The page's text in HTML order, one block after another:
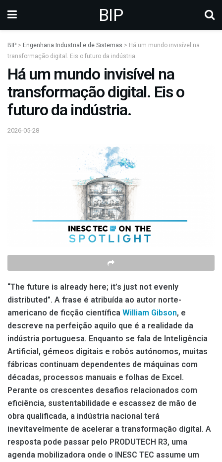
BIP
BIP > Engenharia Industrial e de Sistemas > Há um mundo invisível na
transformação digital. Eis o futuro da indústria.
Há um mundo invisível na
transformação digital. Eis o
futuro da indústria.
2026-05-28
“The future is already here; it’s just not evenly
distributed”. A frase é atribuída ao autor norte-
americano de ficção científica William Gibson, e
descreve na perfeição aquilo que é a realidade da
indústria portuguesa. Enquanto se fala de Inteligência
Artificial, gémeos digitais e robôs autónomos, muitas
fábricas continuam dependentes de máquinas com
décadas, processos manuais e folhas de Excel.
Perante os crescentes desafios relacionados com
eficiência, sustentabilidade e escassez de mão de
obra qualificada, a indústria nacional terá
inevitavelmente de acelerar a transformação digital. A
resposta pode passar pelo PRODUTECH R3, uma
agenda mobilizadora onde o INESC TEC assume um